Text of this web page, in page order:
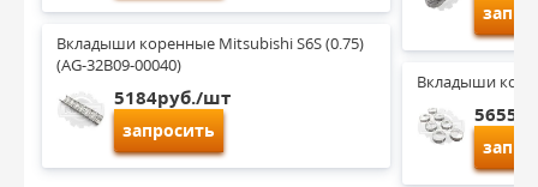
Вкладыши коренные Mitsubishi S6S (0.75)
(AG-32B09-00040)
5184руб./шт
запросить
Вкладыши